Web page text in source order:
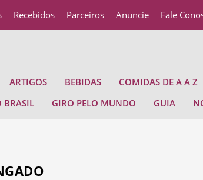
Recebidos Parceiros Anuncie Fale
ARTIGOS BEBIDAS COMIDAS DE A A Z
BRASIL
GIRO PELO MUNDO GUIA